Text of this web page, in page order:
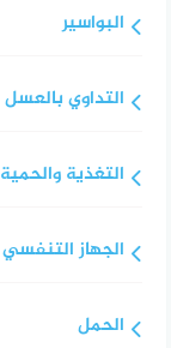
البواسير
التداوي بالعسل
التغذية والحمية
الجهاز التنفسي
الحمل